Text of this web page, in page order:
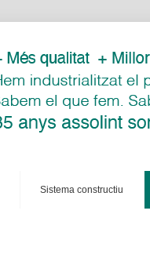
sistema constructiu